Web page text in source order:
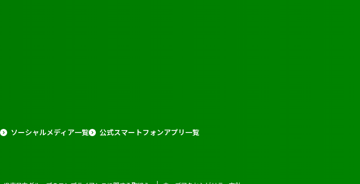
ソーシャルメディア一覧 公式スマートフォンアプリ一覧